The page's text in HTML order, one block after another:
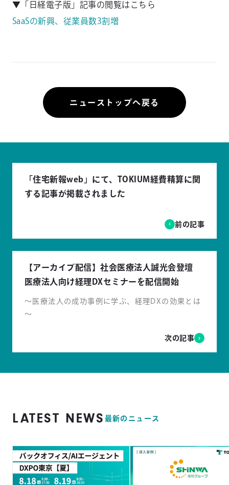
▼「日経電子版」記事の閲覧はこちら
SaaSの新興、従業員数3割増
ニューストップへ戻る
「住宅新報web」にて、TOKIUM経費精算に関
する記事が掲載されました
前の記事
【アーカイブ配信】社会医療法人誠光会登壇
医療法人向け経理DXセミナーを配信開始
～医療法人の成功事例に学ぶ、経理DXの効果とは
～
次の記事
LATEST NEWS 最新のニュース